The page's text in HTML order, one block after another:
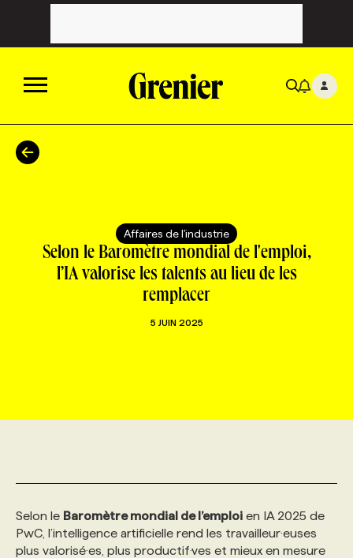
ACTUALITÉS
TOUTES LES CATÉGORIES
CAMPAGNES ET CRÉATIVITÉ
PRIX ET DISTINCTIONS
CHRONIQUES
TOUTES LES CHRONIQUES
GEO/SEO
FORFAITS ABONNEMENT
VOIR TOUTES LES PARUTIONS
INFOLETTRES
INFOLETTRE EN BREF
FAQ
FORMATIONS PERSONNALISÉES
NOS TARIFS
Affaires de l'industrie
Selon le Baromètre mondial de l'emploi,
l’IA valorise les talents au lieu de les
remplacer
5 JUIN 2025
Selon le Baromètre mondial de l’emploi en IA 2025 de
PwC, l’intelligence artificielle rend les travailleur·euses
plus valorisé·es, plus productif·ves et mieux en mesure